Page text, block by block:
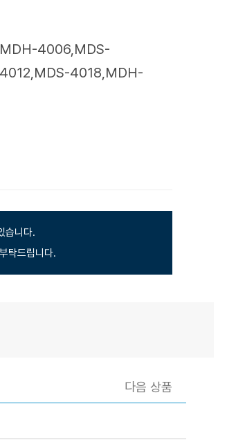
4006,MDS-
4018,MDH-
습니다.
탁드립니다.
다음 상품